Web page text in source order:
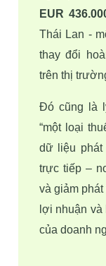
EUR
Thái Lan -
thay đổi
trên thị
Đó cũng là
“một loại
dữ liệu phát
trực tiếp –
và giảm
lợi nhuận
của doanh